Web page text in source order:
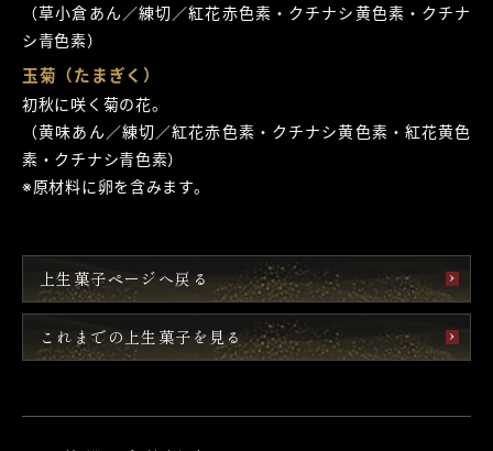
（草小倉あん／練切／紅花赤色素・クチナシ黄色素・クチナ
シ青色素）
玉菊（たまぎく）
初秋に咲く菊の花。
（黄味あん／練切／紅花赤色素・クチナシ黄色素・紅花黄色
素・クチナシ青色素）
※原材料に卵を含みます。
上生菓子ページへ戻る
これまでの上生菓子を見る